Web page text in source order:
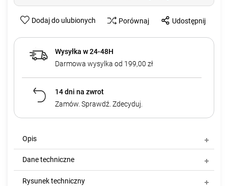
Dodaj do ulubionych Porównaj Udostępnij
Wysyłka w 24-48H
Darmowa wysylka od 199,00 zł
14 dni na zwrot
Zamów. Sprawdź. Zdecyduj.
Opis
Dane techniczne
Rysunek techniczny